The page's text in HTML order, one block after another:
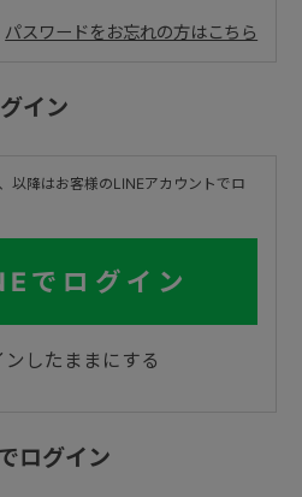
パスワードをお忘れの方はこちら
イン
以降はお客様のLINEアカウントでロ
でログイン
ンしたままにする
ログイン